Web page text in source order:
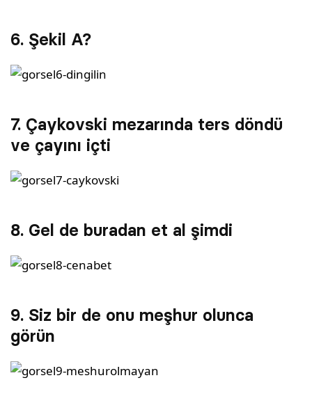
6. Şekil A?
7. Çaykovski mezarında ters döndü
ve çayını içti
8. Gel de buradan et al şimdi
9. Siz bir de onu meşhur olunca
görün